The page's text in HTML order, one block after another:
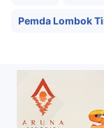
Pemda Lombok